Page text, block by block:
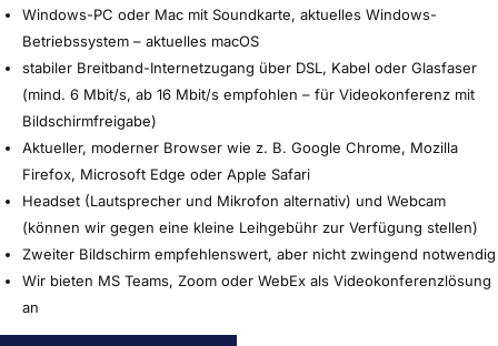
Windows-PC oder Mac mit Soundkarte, aktuelles Windows-
Betriebssystem – aktuelles macOS
stabiler Breitband-Internetzugang über DSL, Kabel oder Glasfaser
(mind. 6 Mbit/s, ab 16 Mbit/s empfohlen – für Videokonferenz mit
Bildschirmfreigabe)
Aktueller, moderner Browser wie z. B. Google Chrome, Mozilla
Firefox, Microsoft Edge oder Apple Safari
Headset (Lautsprecher und Mikrofon alternativ) und Webcam
(können wir gegen eine kleine Leihgebühr zur Verfügung stellen)
Zweiter Bildschirm empfehlenswert, aber nicht zwingend notwendig
Wir bieten MS Teams, Zoom oder WebEx als Videokonferenzlösung
an